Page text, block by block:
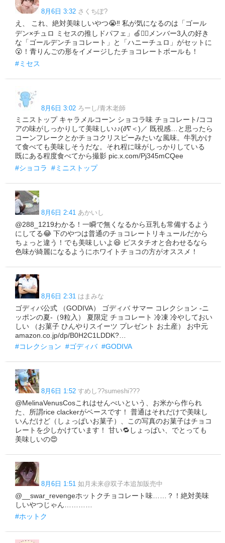
8月6日 3:32 さくちぽ‎?
え、 これ、絶対美味しいやつ😭‼️ 私が気になるのは「ゴール
デン×チュロ ミセスの推しドパフェ」🍏❤️‍🔥メンバー3人の好き
な「ゴールデンチョコレート」と「ハニーチュロ」がセットに
😮！青りんごの形をイメージしたチョコレートボールも！
#ミセス
8月6日 3:02 ろーし/青木老師
ミニストップ キャラメルコーン ショコラ味 チョコレート/ココ
アの味がしっかりして美味しい♪♪(∂∇＜)／ 既視感…と思ったら
コーンフレークとかチョコクリスピーみたいな風味。牛乳かけ
て食べても美味しそうだな。それ程に味がしっかりしている
既にある程度食べてから撮影 pic.x.com/Pj345mCQee
#ショコラ
#ミニストップ
8月6日 2:41 あかいし
@288_1219わかる！一瞬で無くなるから豆乳も常備するよう
にしてる😂 下のやつは普通のチョコレートリキュールだから
ちょっと違う！でも美味しいよ😆 ピスタチオと合わせるなら
色味が綺麗になるようにホワイトチョコの方がオススメ！
8月6日 2:31 はまみな
ゴディバ公式 （GODIVA） ゴディバ サマー コレクション -ニ
ッポンの夏-（9粒入） 夏限定 チョコレート 冷凍 冷やしておい
しい （お菓子 ひんやりスイーツ プレゼント お土産） お中元
amazon.co.jp/dp/B0H2C1LDDK?…
#コレクション #ゴディバ #GODIVA
8月6日 1:52 すめし??sumeshi???
@MelinaVenusCosこれはせんべいという、お米から作られ
た、所謂rice clackerがベースです！ 普通はそれだけで美味し
いんだけど（しょっぱいお菓子）、この写真のお菓子はチョコ
レートを少しかけています！ 甘い🔁しょっぱい、でとっても
美味しいの😍
8月6日 1:51 如月未来@双子本追加販売中
@__swar_revengeホットクチョコレート味……？！絶対美味
しいやつじゃん…………
#ホットク